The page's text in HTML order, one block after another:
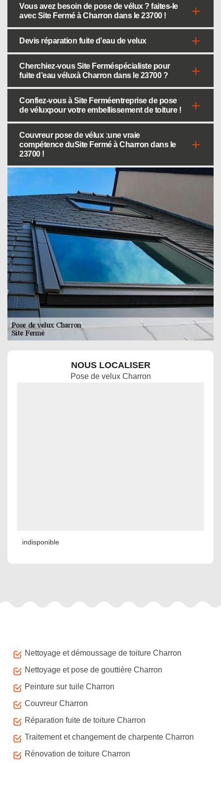
Vous avez besoin de pose de vélux ? faites-le
avec Site Fermé à Charron dans le 23700 !
Devis réparation fuite d’eau de velux
Cherchiez-vous Site Ferméspécialiste pour
fuite d’eau véluxà Charron dans le 23700 ?
Confiez-vous à Site Ferméentreprise de pose
de véluxpour votre embellissement de toiture !
Couvreur pose de vélux :une vraie
compétence duSite Fermé à Charron dans le
23700 !
NOUS LOCALISER
Pose de velux Charron
indisponible
Nettoyage et démoussage de toiture Charron
Nettoyage et pose de gouttière Charron
Peinture sur tuile Charron
Couvreur Charron
Réparation fuite de toiture Charron
Traitement et changement de charpente Charron
Rénovation de toiture Charron